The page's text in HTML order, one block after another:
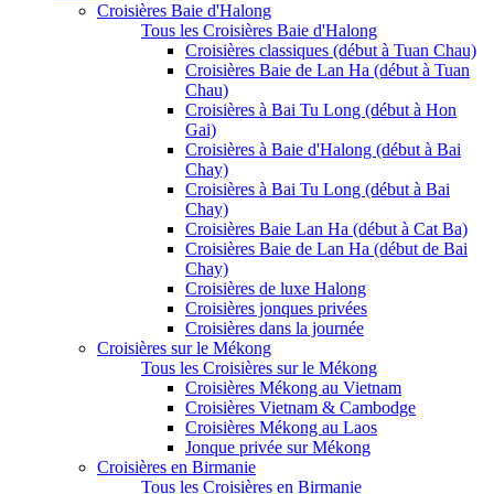
Croisières Baie d'Halong
Tous les Croisières Baie d'Halong
Croisières classiques (début à Tuan Chau)
Croisières Baie de Lan Ha (début à Tuan
Chau)
Croisières à Bai Tu Long (début à Hon
Gai)
Croisières à Baie d'Halong (début à Bai
Chay)
Croisières à Bai Tu Long (début à Bai
Chay)
Croisières Baie Lan Ha (début à Cat Ba)
Croisières Baie de Lan Ha (début de Bai
Chay)
Croisières de luxe Halong
Croisières jonques privées
Croisières dans la journée
Croisières sur le Mékong
Tous les Croisières sur le Mékong
Croisières Mékong au Vietnam
Croisières Vietnam & Cambodge
Croisières Mékong au Laos
Jonque privée sur Mékong
Croisières en Birmanie
Tous les Croisières en Birmanie